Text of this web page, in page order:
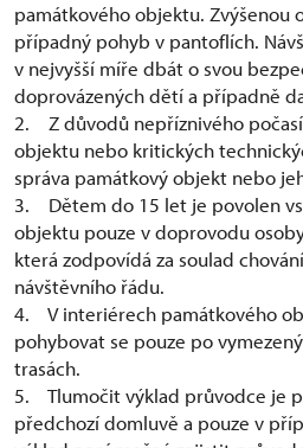
památkového objektu. Zvýšenou
případný pohyb v pantoflích.
v nejvyšší míře dbát o svou
doprovázených dětí a případně
2. Z důvodů nepříznivého
objektu nebo kritických
správa památkový objekt nebo
3. Dětem do 15 let je povolen
objektu pouze v doprovodu
která zodpovídá za soulad
návštěvního řádu.
4. V interiérech památkového
pohybovat se pouze po
trasách.
5. Tlumočit výklad průvodce je
předchozí domluvě a pouze v